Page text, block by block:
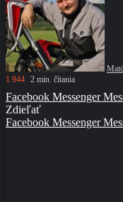
1 944 2 min. čítania
Facebook Messenger
Zdieľať
Facebook Messenger